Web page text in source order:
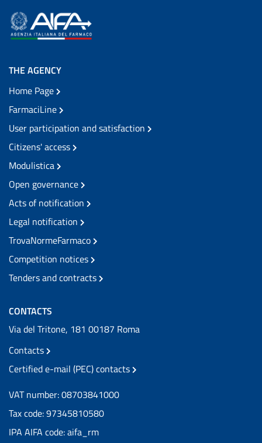
THE AGENCY
Home Page
FarmaciLine
User participation and satisfaction
Citizens' access
Modulistica
Open governance
Acts of notification
Legal notification
TrovaNormeFarmaco
Competition notices
Tenders and contracts
CONTACTS
Via del Tritone, 181 00187 Roma
Contacts
Certified e-mail (PEC) contacts
VAT number: 08703841000
Tax code: 97345810580
IPA AIFA code: aifa_rm